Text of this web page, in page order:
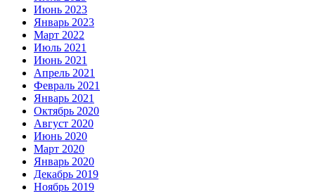
Июнь 2023
Январь 2023
Март 2022
Июль 2021
Июнь 2021
Апрель 2021
Февраль 2021
Январь 2021
Октябрь 2020
Август 2020
Июнь 2020
Март 2020
Январь 2020
Декабрь 2019
Ноябрь 2019